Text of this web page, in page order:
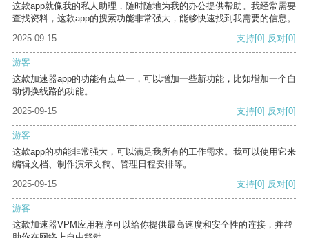
这款app就像我的私人助理，随时随地为我的办公提供帮助。我经常需要
查找资料，这款app的搜索功能非常强大，能够快速找到我需要的信息。
2025-09-15
支持[0] 反对[0]
游客
这款加速器app的功能有点单一，可以增加一些新功能，比如增加一个自
动切换线路的功能。
2025-09-15
支持[0] 反对[0]
游客
这款app的功能非常强大，可以满足我所有的工作需求。我可以使用它来
编辑文档、制作演示文稿、管理日程安排等。
2025-09-15
支持[0] 反对[0]
游客
这款加速器VPM应用程序可以给你提供最高速度和安全性的连接，并帮